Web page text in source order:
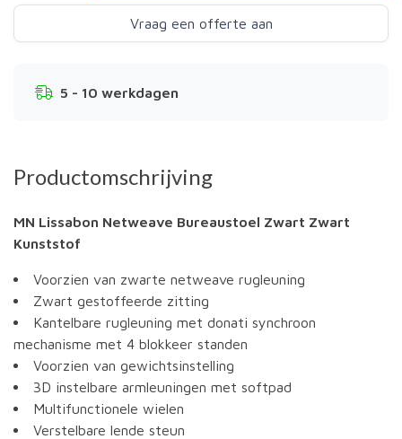
Vraag een offerte aan
5 - 10 werkdagen
Productomschrijving
MN Lissabon Netweave Bureaustoel Zwart Zwart
Kunststof
Voorzien van zwarte netweave rugleuning
Zwart gestoffeerde zitting
Kantelbare rugleuning met donati synchroon
mechanisme met 4 blokkeer standen
Voorzien van gewichtsinstelling
3D instelbare armleuningen met softpad
Multifunctionele wielen
Verstelbare lende steun